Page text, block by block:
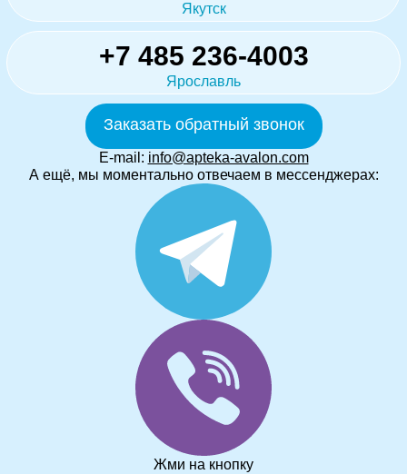
Якутск
+7 485 236-4003
Ярославль
Заказать обратный звонок
E-mail: info@apteka-avalon.com
А ещё, мы моментально отвечаем в мессенджерах:
Жми на кнопку